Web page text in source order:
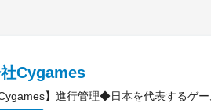
Cygames
Cygames】進行管理◆日本を代表するゲ